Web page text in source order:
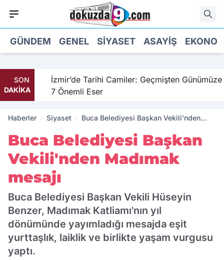
GÜNDEM GENEL SIYASET ASAYIŞ
SON
DAKİKA
İzmir’de Tarihi Camiler: Geçmişten Günümüze
7 Önemli Eser
Haberler Siyaset
Buca Belediyesi Başkan Vekili'nden
Buca Belediyesi Başkan
Vekili'nden Madımak
mesajı
Buca Belediyesi Başkan Vekili Hüseyin
Benzer, Madımak Katliamı'nın yıl
dönümünde yayımladığı mesajda eşit
yurttaşlık, laiklik ve birlikte yaşam vurgusu
yaptı.